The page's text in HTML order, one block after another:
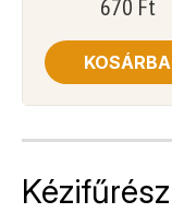
670 Ft
KOSÁRBA
Kézifűrész